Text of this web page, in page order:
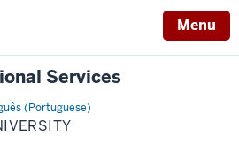
Menu
Services
(Portuguese)